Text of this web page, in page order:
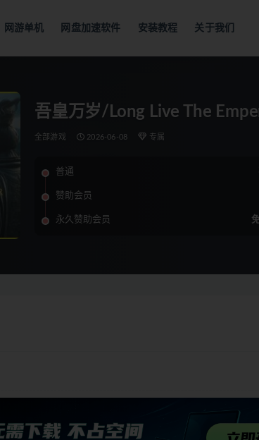
网游单机 网盘加速软件 安装教程 关于我们
吾皇万岁/Long Live The
全部游戏 2026-06-08 专属
普通
赞助会员
永久赞助会员